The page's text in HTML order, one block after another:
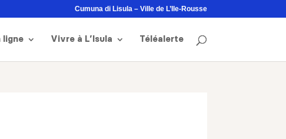
Cumuna di Lisula – Ville de L’Ile-Rousse
ligne Vivre à L’Isula Téléalerte